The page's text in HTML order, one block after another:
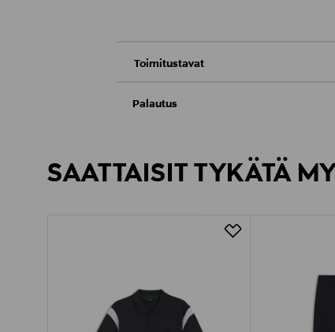
Toimitustavat
Kotiinkuljetus
Pikatoimitus Wolt
Palautus
LUE TARKEMMAT
SAATTAISIT TYKÄTÄ